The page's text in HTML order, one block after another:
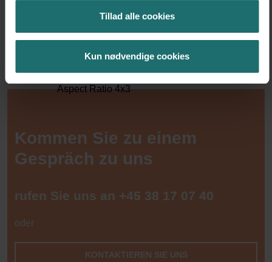
Tillad alle cookies
Kun nødvendige cookies
Bei der Beendigung der Beziehung/Ehe
Kommen Sie zu einem
Gespräch zu uns
rufen Sie uns an +45 38 17 07 40
oder
KONTAKTIEREN SIE UNS